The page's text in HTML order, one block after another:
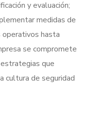
y evaluación;
medidas de
hasta
se compromete
que
cultura de seguridad